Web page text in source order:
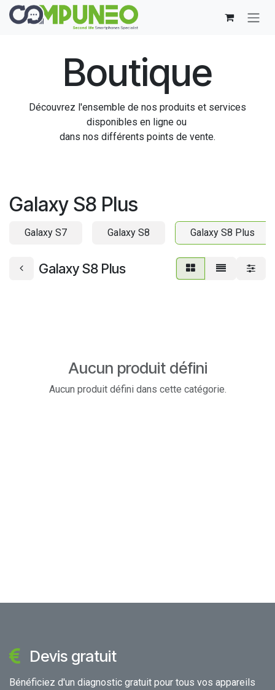
Se rendre au contenu
Boutique
Découvrez l'ensemble de nos produits et services
disponibles en ligne ou
dans nos différents points de vente.
Galaxy S8 Plus
Galaxy S7 Galaxy S8 Galaxy S8 Plus
Galaxy S8 Plus
Aucun produit défini
Aucun produit défini dans cette catégorie.
Devis gratuit
Bénéficiez d'un diagnostic gratuit pour tous vos appareils